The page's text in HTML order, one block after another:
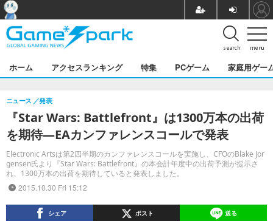
menu
search
ホーム アクセスランキング 特集 PCゲーム 家庭用ゲー
『Star Wars: Battlefront』は1300万本の出荷
を期待―EAカンファレンスコールで発表
Electronic Artsは第2四半期のカンファレンスコールを実施し、CFOのBlake Jor
gensen氏より『Star Wars: Battlefront』の本会計年度中の出荷予測が提示さ
れ、1300万本の出荷を期待していると発表しました。
ニュース 発表
2015.10.30 Fri 15:12
シェア ポスト 送る